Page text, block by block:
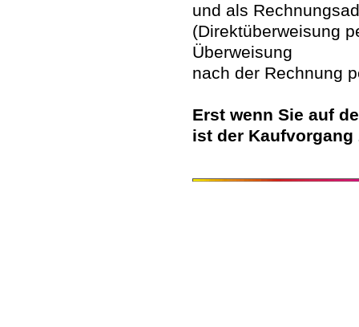
und als
(Direktüberweisung
Überweisung
nach der Rechnung
Erst wenn Sie auf
ist der